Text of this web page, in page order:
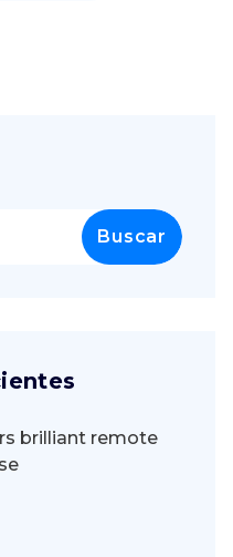
brilliant remote